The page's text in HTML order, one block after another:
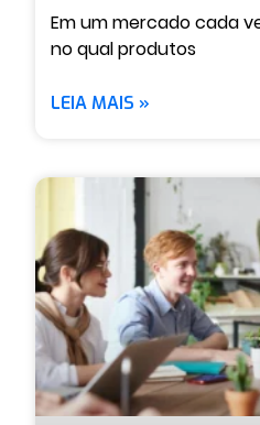
Em um mercado cada
no qual produtos
LEIA MAIS »